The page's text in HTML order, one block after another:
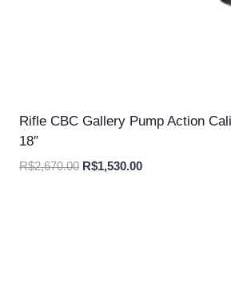
Rifle CBC Gallery Pump Action
18″
R$2,670.00 O
R$1,530.00O